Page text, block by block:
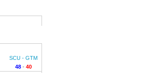
SCU - GTM
48 - 40